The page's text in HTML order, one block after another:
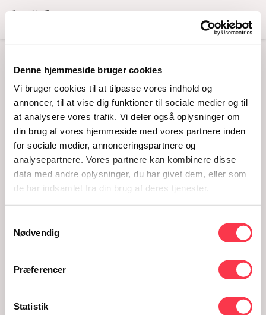
Denne hjemmeside bruger cookies
Vi bruger cookies til at tilpasse vores indhold og
annoncer, til at vise dig funktioner til sociale medier og til
at analysere vores trafik. Vi deler også oplysninger om
din brug af vores hjemmeside med vores partnere inden
for sociale medier, annonceringspartnere og
analysepartnere. Vores partnere kan kombinere disse
data med andre oplysninger, du har givet dem, eller som
de har indsamlet fra din brug af deres tjenester.
Nødvendig
Præferencer
Statistik
Menu
BRUDESKO
Læs mere
Husholdning Brudekjoler
Undertøj
Dannerhuset
Særlige lejligheder